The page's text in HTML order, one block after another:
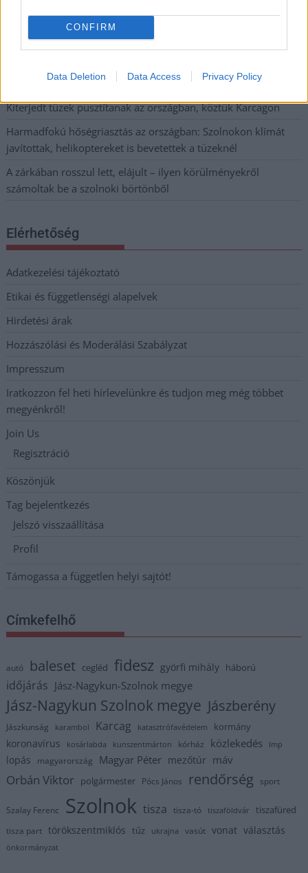
CONFIRM
Data Deletion Data Access Privacy Policy
élhető város
Pénteken újra csökken a benzin és a gázolaj ára is
Országgyűlés
Kiterjedt tüzek pusztítanak az országban, köztük Karcagon
Harmadfokú hőségriasztás az országban: Szolnokon klímát
javítottak, helikoptereket is bevetettek a tüzeknél
A zárkában rosszul lett, elájult – ilyen körülményekről
számoltak be a szolnoki börtönből
Elérhetőség
Adatkezelési tájékoztató
Etikai és függetlenségi alapelvek
Hirdetési árak
Hozzászólási és Moderálási Szabályzat
Impresszum
Iratkozzon fel heti hírlevelünkre és tudjon meg még többet
megyénkről!
Join Us
Regisztráció
Köszönjük
Tag bejelentkezés
Jelszó visszaállítása
Profil
Támogassa a független helyi sajtót!
Címkefelhő
autó baleset cegléd fidesz györfi mihály háború
időjárás Jász-Nagykun-Szolnok megye
Jász-Nagykun Szolnok megye Jászberény
Jászkunság karambol Karcag katasztrófavédelem kormány
koronavírus kosárlabda kunszentmárton kórház közlekedés lmp
lopás magyarország Magyar Péter mezőtúr máv
Orbán Viktor polgármester Pócs János rendőrség sport
Szalay Ferenc Szolnok tisza tisza-tó tiszaföldvár tiszafüred
tisza part törökszentmiklós tűz ukrajna vasút vonat választás
önkormányzat